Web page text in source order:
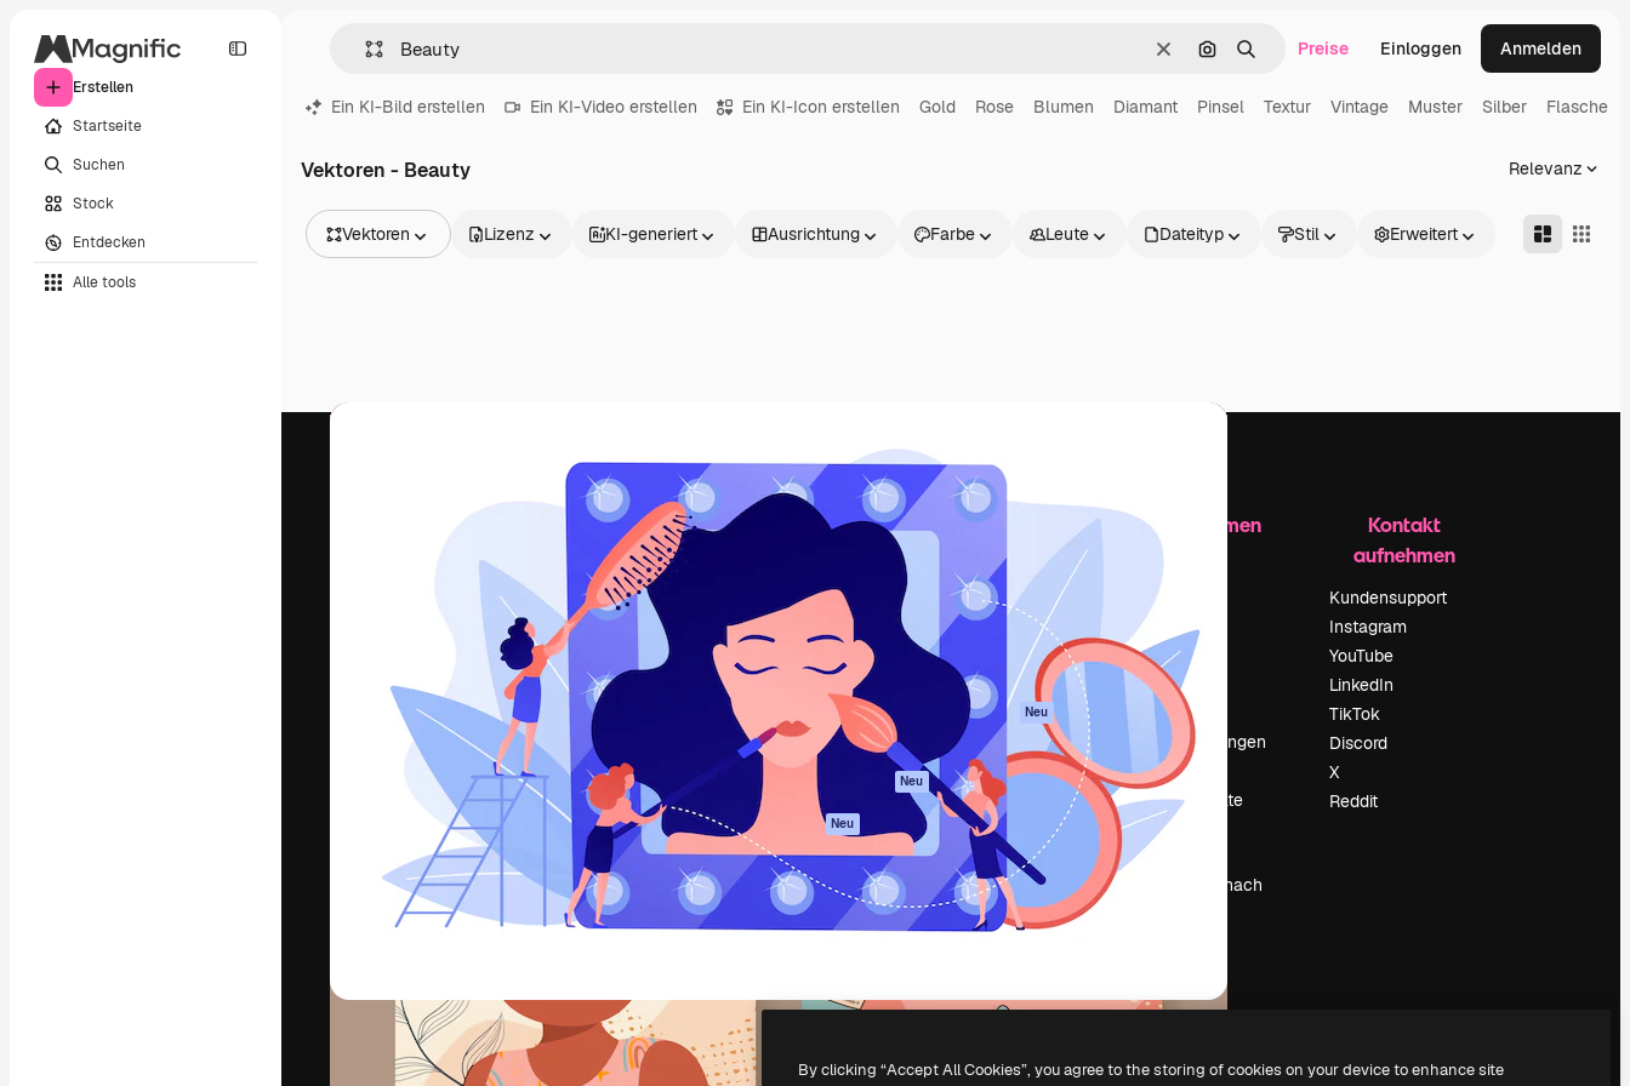
Erstellen
Startseite
Suchen
Stock
Entdecken
Alle tools
LöschenNach Bild suchen
SuchenPreise Einloggen Anmelden
Ein KI-Bild erstellen Ein KI-Video erstellen Ein KI-Icon erstellen Gold Rose Blumen Diamant Pinsel Textur Vintage Muster Silber Flasche
Vektoren - Beauty Relevanz
Vektoren
Videos
Lizenz KI-generiert Ausrichtung Farbe Leute Dateityp Stil Erweitert
Die kreative Plattform, um deine beste
Arbeit zu verwirklichen. Mehr als 1 Million
Abonnenten unter Kreativen, Unternehmen,
Agenturen und Studios.
Deutsch
Produkte
KI-Assistent
KI-Bildgenerator
KI-Videogenerator
Stimmengenerator
Stock-Inhalte
MCP für
Claude/ChatGPT
Neu
Agenten Neu
API
Mobile App
Alle Magnific-Tools
Loslegen
Academy
Dokumentation
Support
Datenschutzerklärung
Originale
Neu
Cookie-Richtlinie
Vertrauenszentrum
Partner
Unternehmen
Unternehmen
Über uns
Reviews
Karriere
Suchtrends
Blog
Veranstaltungen
Slidesgo
Deine Inhalte
verkaufen
Pressesaal
Suchst du nach
Kontakt
aufnehmen
Kundensupport
Instagram
YouTube
LinkedIn
TikTok
Discord
X
Reddit
By clicking “Accept All Cookies”, you agree to the storing of cookies on your device to enhance site